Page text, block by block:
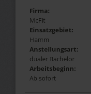
Firma:
McFit
Einsatzgebiet:
Hamm
Anstellungsart:
dualer Bachelor
Arbeitsbeginn:
Ab sofort